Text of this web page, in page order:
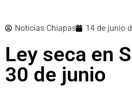
Noticias Chiapas 14 de junio
Ley seca en
30 de junio